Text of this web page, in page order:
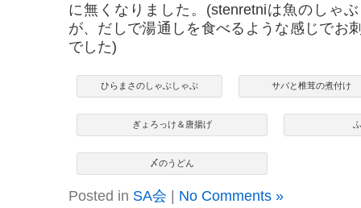
に無くなりました。(stenretniは魚のしゃ
が、だしで湯通しを食べるような感じでお
でした)
ひらまさのしゃぶしゃぶ サバと椎茸の煮付け
ぎょろっけ＆唐揚げ
〆のうどん
Posted in SA会 | No Comments »